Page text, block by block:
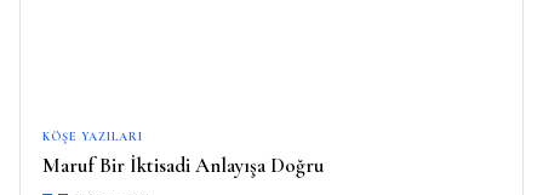
KÖŞE YAZILARI
Maruf Bir İktisadi Anlayışa Doğru